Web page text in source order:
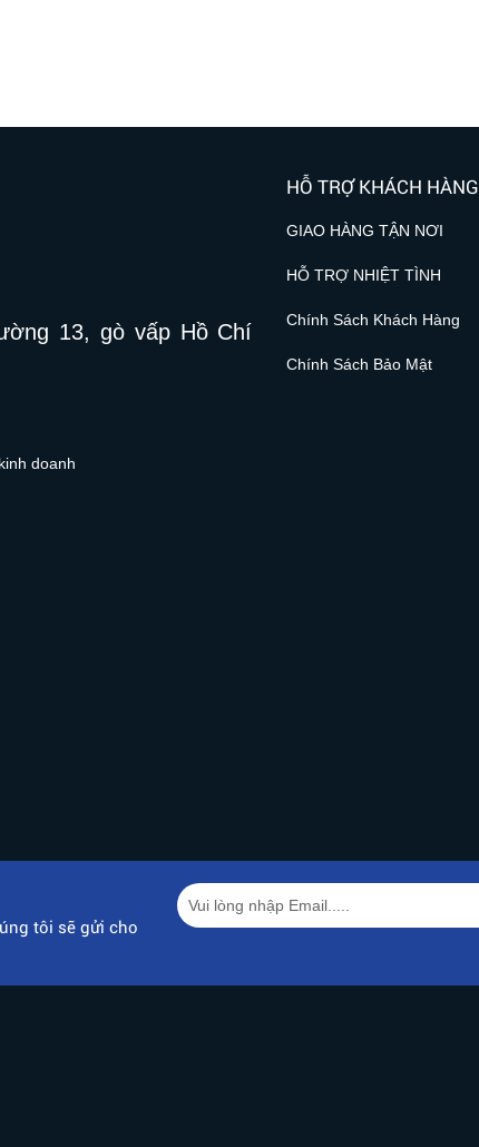
13, gò vấp Hồ Chí
doanh
HỖ TRỢ KHÁCH HÀNG
GIAO HÀNG TẬN NƠI
HỖ TRỢ NHIỆT TÌNH
Chính Sách Khách Hàng
Chính Sách Bảo Mật
tôi sẽ gửi cho